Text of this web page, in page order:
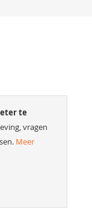
te
vragen
Meer